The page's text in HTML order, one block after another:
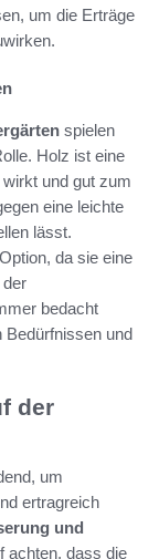
um die Erträge
spielen
Holz ist eine
und gut zum
eine leichte
lässt.
da sie eine
der
bedacht
Bedürfnissen und
der
um
ertragreich
und
achten, dass die